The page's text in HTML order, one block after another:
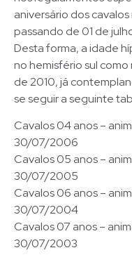
aniversário dos
passando de 01 de
Desta forma, a idade
no hemisfério sul
de 2010, já
se seguir a seguinte
Cavalos 04 anos –
30/07/2006
Cavalos 05 anos –
30/07/2005
Cavalos 06 anos –
30/07/2004
Cavalos 07 anos –
30/07/2003